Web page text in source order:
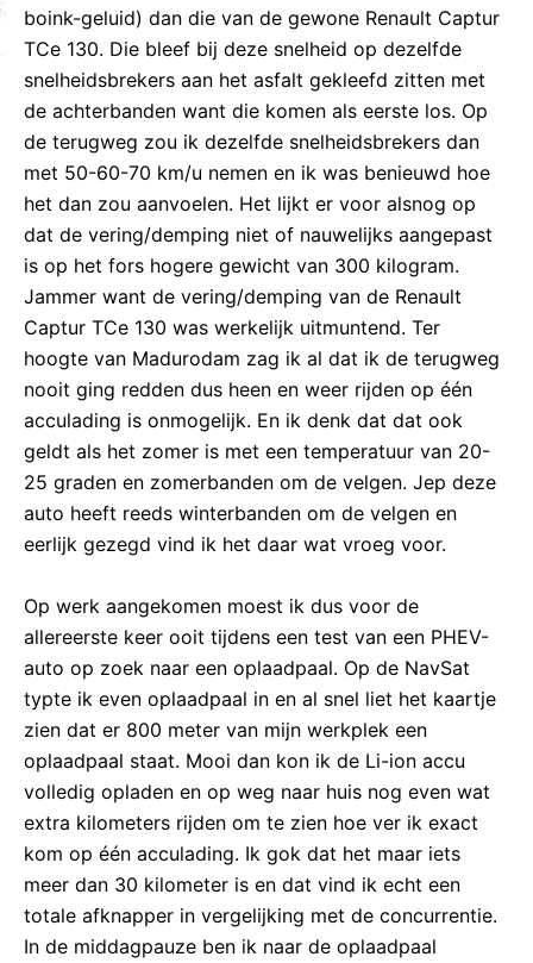
boink-geluid) dan die van de gewone Renault Captur
TCe 130. Die bleef bij deze snelheid op dezelfde
snelheidsbrekers aan het asfalt gekleefd zitten met
de achterbanden want die komen als eerste los. Op
de terugweg zou ik dezelfde snelheidsbrekers dan
met 50-60-70 km/u nemen en ik was benieuwd hoe
het dan zou aanvoelen. Het lijkt er voor alsnog op
dat de vering/demping niet of nauwelijks aangepast
is op het fors hogere gewicht van 300 kilogram.
Jammer want de vering/demping van de Renault
Captur TCe 130 was werkelijk uitmuntend. Ter
hoogte van Madurodam zag ik al dat ik de terugweg
nooit ging redden dus heen en weer rijden op één
acculading is onmogelijk. En ik denk dat dat ook
geldt als het zomer is met een temperatuur van 20-
25 graden en zomerbanden om de velgen. Jep deze
auto heeft reeds winterbanden om de velgen en
eerlijk gezegd vind ik het daar wat vroeg voor.
Op werk aangekomen moest ik dus voor de
allereerste keer ooit tijdens een test van een PHEV-
auto op zoek naar een oplaadpaal. Op de NavSat
typte ik even oplaadpaal in en al snel liet het kaartje
zien dat er 800 meter van mijn werkplek een
oplaadpaal staat. Mooi dan kon ik de Li-ion accu
volledig opladen en op weg naar huis nog even wat
extra kilometers rijden om te zien hoe ver ik exact
kom op één acculading. Ik gok dat het maar iets
meer dan 30 kilometer is en dat vind ik echt een
totale afknapper in vergelijking met de concurrentie.
In de middagpauze ben ik naar de oplaadpaal